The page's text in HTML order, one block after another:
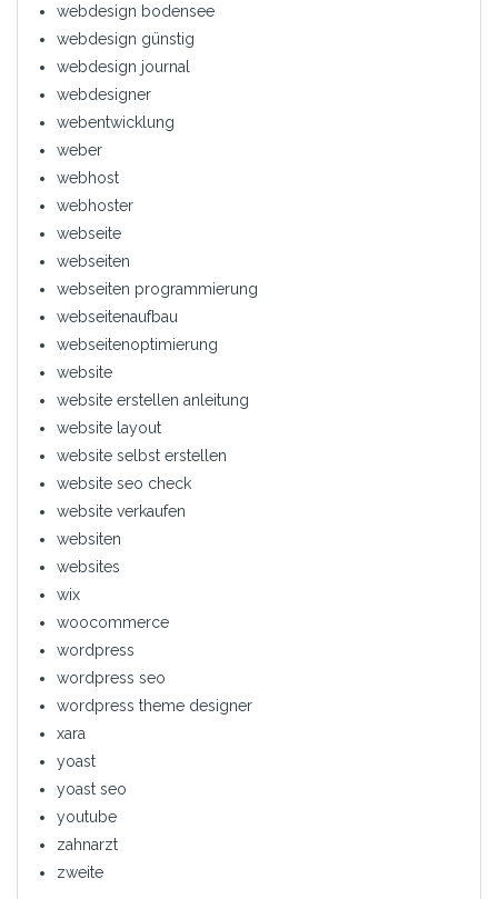
webdesign bodensee
webdesign günstig
webdesign journal
webdesigner
webentwicklung
weber
webhost
webhoster
webseite
webseiten
webseiten programmierung
webseitenaufbau
webseitenoptimierung
website
website erstellen anleitung
website layout
website selbst erstellen
website seo check
website verkaufen
websiten
websites
wix
woocommerce
wordpress
wordpress seo
wordpress theme designer
xara
yoast
yoast seo
youtube
zahnarzt
zweite